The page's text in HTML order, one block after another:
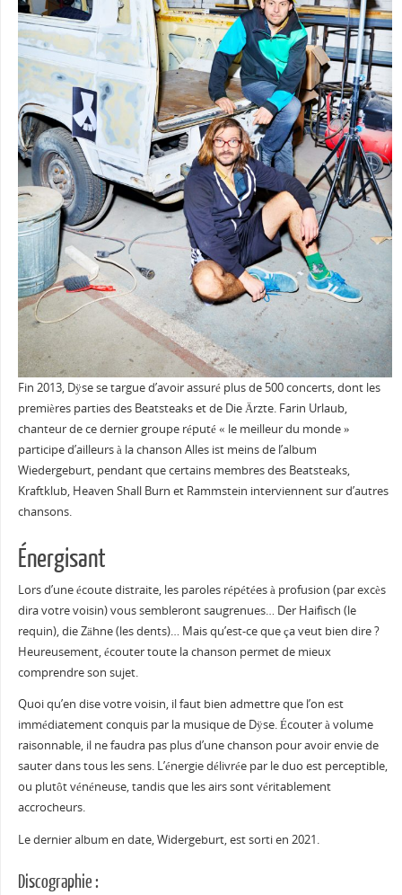
Fin 2013, Dÿse se targue d’avoir assuré plus de 500 concerts, dont les
premières parties des Beatsteaks et de Die Ärzte. Farin Urlaub,
chanteur de ce dernier groupe réputé « le meilleur du monde »
participe d’ailleurs à la chanson Alles ist meins de l’album
Wiedergeburt, pendant que certains membres des Beatsteaks,
Kraftklub, Heaven Shall Burn et Rammstein interviennent sur d’autres
chansons.
Énergisant
Lors d’une écoute distraite, les paroles répétées à profusion (par excès
dira votre voisin) vous sembleront saugrenues… Der Haifisch (le
requin), die Zähne (les dents)… Mais qu’est-ce que ça veut bien dire ?
Heureusement, écouter toute la chanson permet de mieux
comprendre son sujet.
Quoi qu’en dise votre voisin, il faut bien admettre que l’on est
immédiatement conquis par la musique de Dÿse. Écouter à volume
raisonnable, il ne faudra pas plus d’une chanson pour avoir envie de
sauter dans tous les sens. L’énergie délivrée par le duo est perceptible,
ou plutôt vénéneuse, tandis que les airs sont véritablement
accrocheurs.
Le dernier album en date, Widergeburt, est sorti en 2021.
Discographie :